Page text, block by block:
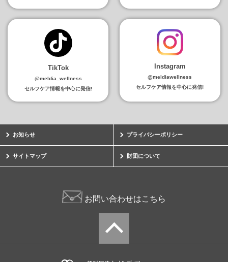
TikTok
@meldia_wellness
セルフケア情報を中心に発信!
Instagram
@meldiawellness
セルフケア情報を中心に発信!
お知らせ プライバシーポリシー
サイトマップ 財団について
お問い合わせはこちら